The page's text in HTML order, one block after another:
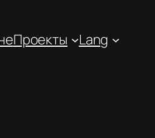
Проекты Lang